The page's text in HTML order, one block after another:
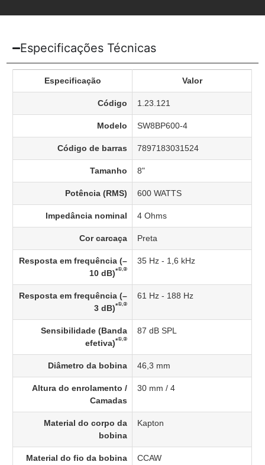
Especificações Técnicas
Especificação Valor
Código 1.23.121
Modelo SW8BP600-4
Código de barras 7897183031524
Tamanho 8"
Potência (RMS) 600 WATTS
Impedância nominal 4 Ohms
Cor carcaça Preta
Resposta em frequência (–
10 dB)*①,②
35 Hz - 1,6 kHz
Resposta em frequência (–
3 dB)*①,②
61 Hz - 188 Hz
Sensibilidade (Banda
efetiva)*①,②
87 dB SPL
Diâmetro da bobina 46,3 mm
Altura do enrolamento /
Camadas
30 mm / 4
Material do corpo da
bobina
Kapton
Material do fio da bobina CCAW